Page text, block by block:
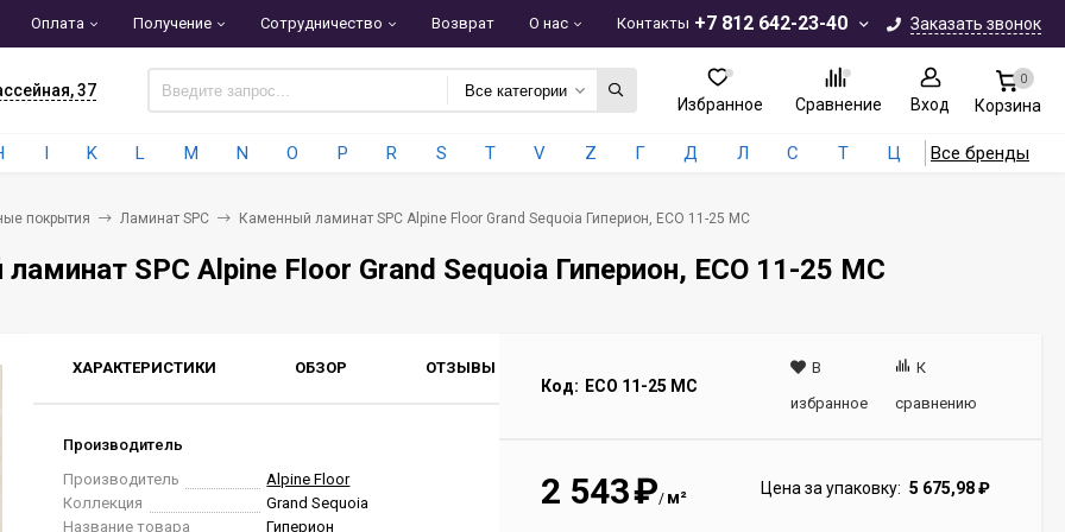
+7 812 642-23-40 Заказать звонок
Оплата Получение Сотрудничество Возврат О нас Контакты
37 Все категории
Избранное Сравнение Вход
0
Корзина
I K L M N O P R S T V Z Г Д Л С Т Ц Все бренды
покрытия Ламинат SPC Каменный ламинат SPC Alpine Floor Grand Sequoia Гиперион, ECO 11-25 MC
SPC Alpine Floor Grand Sequoia Гиперион, ECO 11-25 MC
ХАРАКТЕРИСТИКИ ОБЗОР ОТЗЫВЫ
Производитель
Производитель
Alpine Floor
Коллекция
Grand Sequoia
Название товара
Гиперион
Код: ECO 11-25 MC
В
избранное
К
сравнению
2 543₽/ м² Цена за упаковку: 5 675,98₽